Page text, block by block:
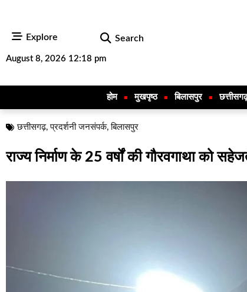
Explore Search
August 8, 2026 12:18 pm
होम मुखपृष्ठ बिलासपुर
छत्तीसगढ़,प्रदर्शनी जनसंपर्क,बिलासपुर
राज्य निर्माण के 25 वर्षों की गौरवगाथा को